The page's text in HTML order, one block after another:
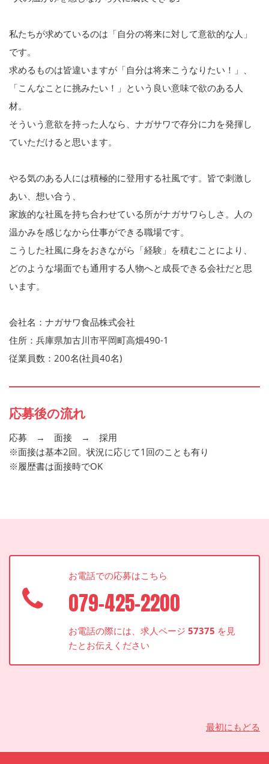
私たちが求めているのは「自分の将来に対して意欲的な人」
です。
求めるものは皆違いますが「自分は将来こうなりたい！」、
「こんなことに挑みたい！」という良い意味で欲のある人
材。
そういう意欲を持った人なら、ナガサワで存分に力を発揮し
ていただけると思います。
やる気のある人には積極的に登用する社風です。皆で刺激し
あい、想い合う、
家族的な社風を持ち合わせている所がナガサワらしさ。人の
温かみを感じなから仕事ができる職場です。
こうした社風に身をおきながら「経験」を積むことにより、
どのような場面でも通用する人物へと成長できる会社だと思
います。
会社名：ナガサワ食品株式会社
住所：兵庫県加古川市平岡町高畑490-1
従業員数：200名(社員40名)
応募後の流れ
応募 → 面接 → 採用
※面接は基本2回。状況に応じて1回のことも有り
※履歴書は面接時でOK
お電話での応募はこちら
079-425-2200
お電話の際には、求人ページ57375 を見
たとお伝えください
最初にもどる